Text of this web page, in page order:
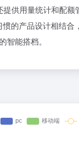
供用量统计和配
的产品设计相结
能搭档。